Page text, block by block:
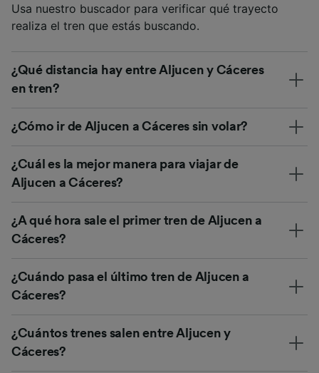
Usa nuestro buscador para verificar qué trayecto
realiza el tren que estás buscando.
¿Qué distancia hay entre Aljucen y Cáceres
en tren?
¿Cómo ir de Aljucen a Cáceres sin volar?
¿Cuál es la mejor manera para viajar de
Aljucen a Cáceres?
¿A qué hora sale el primer tren de Aljucen a
Cáceres?
¿Cuándo pasa el último tren de Aljucen a
Cáceres?
¿Cuántos trenes salen entre Aljucen y
Cáceres?